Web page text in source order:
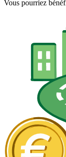
Vous pourriez